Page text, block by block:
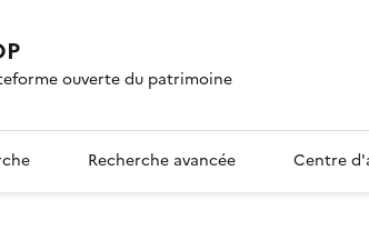
ouverte du patrimoine
Recherche avancée Centre